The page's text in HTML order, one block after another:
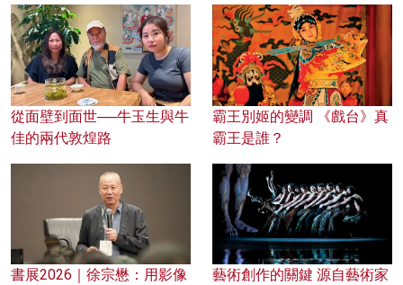
從面壁到面世──牛玉生與牛
佳的兩代敦煌路
霸王別姬的變調 《戲台》真
霸王是誰？
書展2026｜徐宗懋：用影像
藝術創作的關鍵 源自藝術家